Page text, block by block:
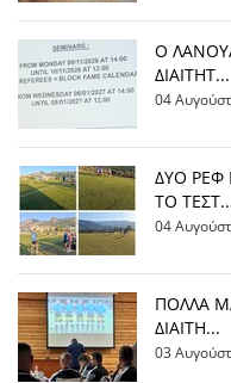
Ο
ΔΙΑΙΤΗΤ...
04
ΔΥΟ ΡΕΦ
ΤΟ
04
ΠΟΛΛΑ
ΔΙΑΙΤΗ...
03